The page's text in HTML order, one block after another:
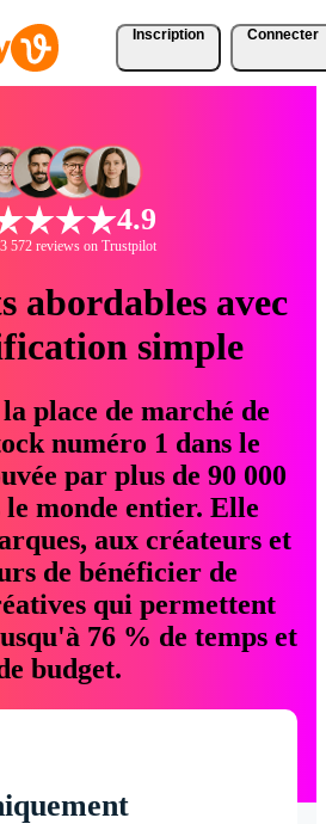
Inscription Connecter
4.9
572 reviews on Trustpilot
abordables avec
simple
place de marché de
numéro 1 dans le
par plus de 90 000
le monde entier. Elle
aux créateurs et
de bénéficier de
qui permettent
76 % de temps et
budget.